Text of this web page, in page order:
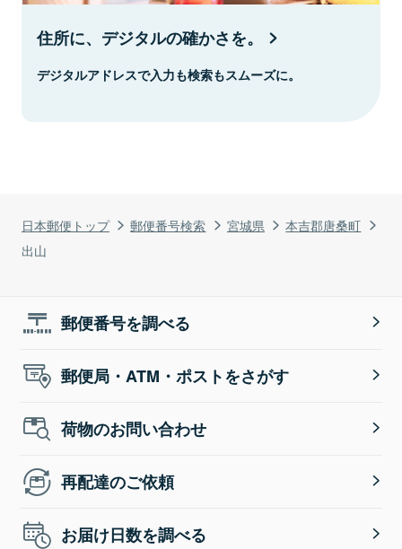
日本郵便トップ 郵便番号検索 宮城県
本吉郡唐桑町
出山
住所に、デジタルの確かさを。
デジタルアドレスで入力も検索もスムーズに。
郵便番号を調べる
郵便局・ATM・ポストをさがす
荷物のお問い合わせ
再配達のご依頼
お届け日数を調べる